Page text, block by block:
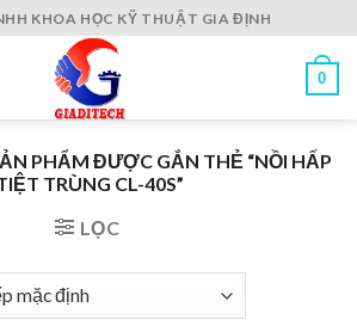
KHOA HỌC KỸ THUẬT GIA ĐỊNH
0
PHẨM ĐƯỢC GẮN THẺ “NỒI HẤP
TRÙNG CL-40S”
LỌC